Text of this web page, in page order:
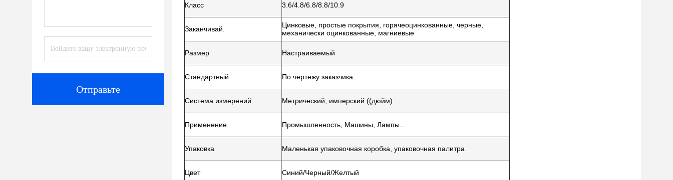
Отправьте
Класс 3.6/4.8/6.8/8.8/10.9
Заканчивай.
Цинковые, простые покрытия, горячеоцинкованные, черные,
механически оцинкованные, магниевые
Размер Настраиваемый
Стандартный По чертежу заказчика
Система измерений Метрический, имперский ((дюйм)
Применение Промышленность, Машины, Лампы...
Упаковка Маленькая упаковочная коробка, упаковочная палитра
Цвет Синий/Черный/Желтый